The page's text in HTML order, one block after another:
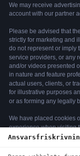
We use